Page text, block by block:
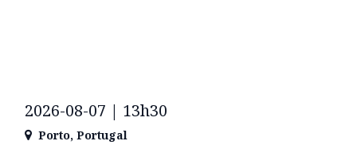
2026-08-07 | 13h30
Porto, Portugal